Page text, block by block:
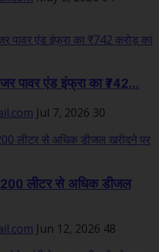
पावर एंड इंफ्रा का ₹742...
Jul 7, 2026 30
लीटर से अधिक डीजल
Jun 12, 2026 48